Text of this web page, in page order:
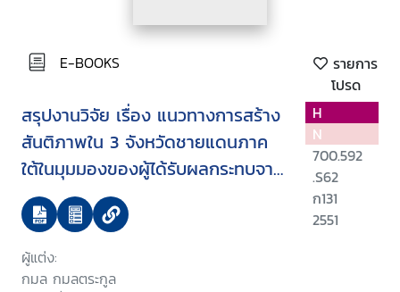
E-BOOKS
รายการ
โปรด
สรุปงานวิจัย เรื่อง แนวทางการสร้าง
สันติภาพใน 3 จังหวัดชายแดนภาค
ใต้ในมุมมองของผู้ได้รับผลกระทบจาก
ความรุนแรง
ผู้แต่ง:
กมล กมลตระกูล
H
N
700.592
.S62
ก131
2551